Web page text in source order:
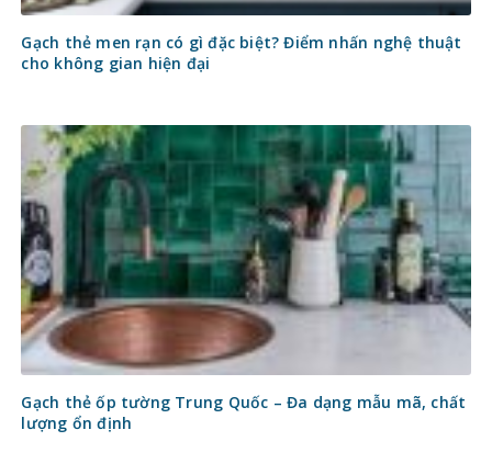
Gạch thẻ men rạn có gì đặc biệt? Điểm nhấn nghệ thuật
cho không gian hiện đại
Gạch thẻ ốp tường Trung Quốc – Đa dạng mẫu mã, chất
lượng ổn định